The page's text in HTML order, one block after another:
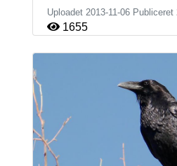
Uploadet 2013-11-06 Publiceret
1655